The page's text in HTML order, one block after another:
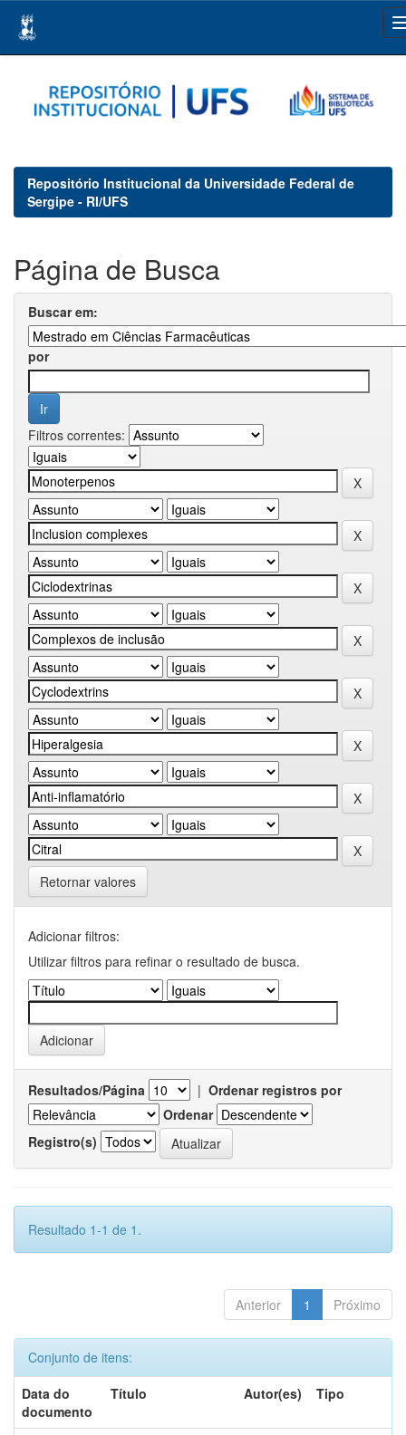
navigation
Repositório Institucional da Universidade Federal de
Sergipe - RI/UFS
Página de Busca
Buscar em:
por
Filtros correntes:
Retornar valores
Adicionar filtros:
Utilizar filtros para refinar o resultado de busca.
Resultados/Página | Ordenar registros por
Ordenar
Registro(s)
Resultado 1-1 de 1.
Anterior 1 Próximo
Conjunto de itens:
Data do
documento
Título Autor(es) Tipo